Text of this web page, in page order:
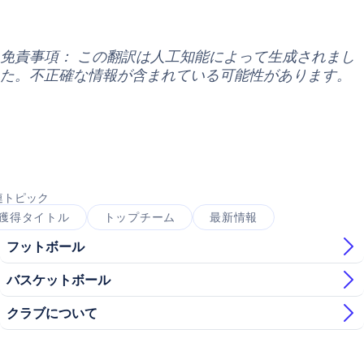
免責事項： この翻訳は人工知能によって生成されまし
た。不正確な情報が含まれている可能性があります。
トピック
得タイトル
トップチーム 最新情報
フットボール
バスケットボール
クラブについて